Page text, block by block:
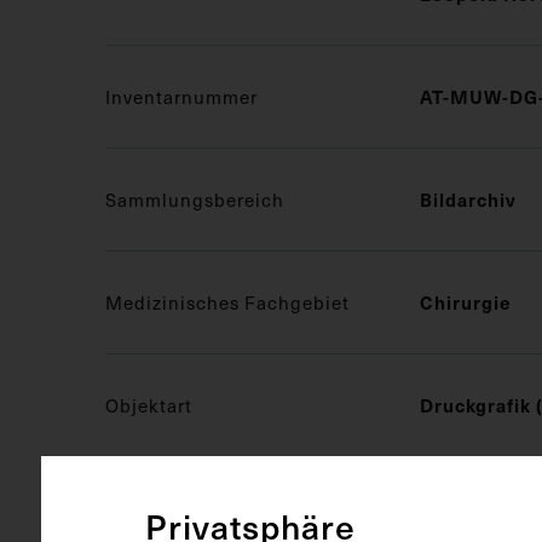
Inventarnummer AT-MUW-
Sammlungsbereich Bildarchiv
Medizinisches Fachgebiet Chirurgie
Objektart Druckgrafik
Privatsphäre